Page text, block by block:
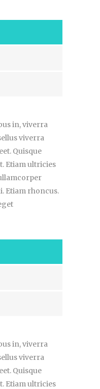
in, viverra
viverra
Quisque
Etiam ultricies
Etiam rhoncus.
in, viverra
viverra
Quisque
Etiam ultricies